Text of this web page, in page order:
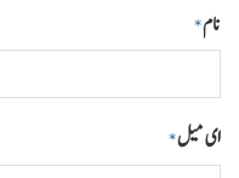
نام*
ای میل*